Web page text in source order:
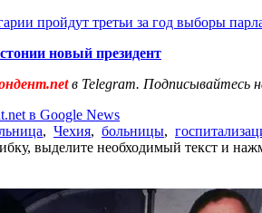
пройдут третьи за год выборы
новый президент
в Telegram. Подписывайтесь
в Google News
, Чехия, больницы,
выделите необходимый текст и